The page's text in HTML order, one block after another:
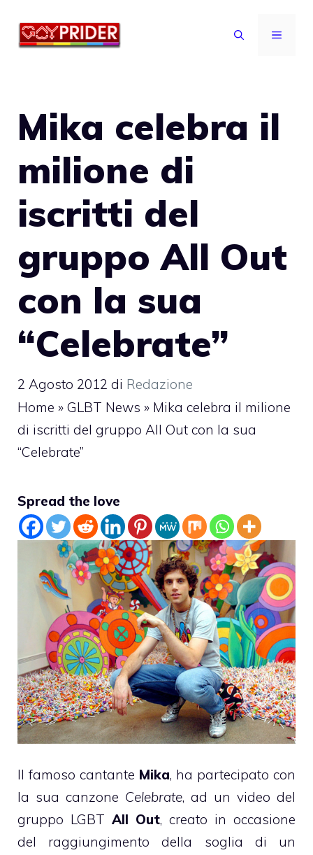
MENU
Mika celebra il
milione di
iscritti del
gruppo All Out
con la sua
“Celebrate”
2 Agosto 2012 di Redazione
Home » GLBT News » Mika celebra il milione
di iscritti del gruppo All Out con la sua
“Celebrate”
Spread the love
Il famoso cantante Mika, ha partecipato con
la sua canzone Celebrate, ad un video del
gruppo LGBT All Out, creato in occasione
del raggiungimento della soglia di un